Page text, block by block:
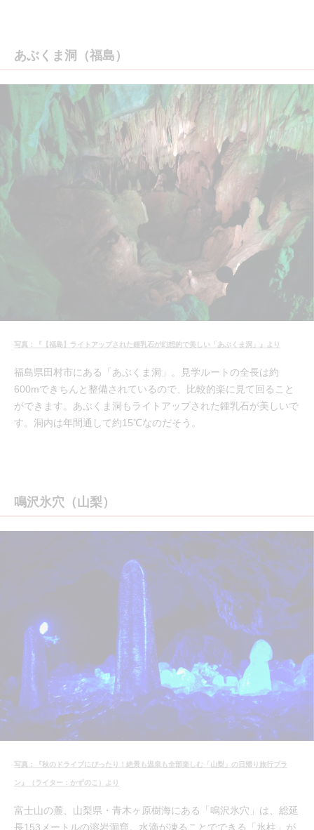
あぶくま洞（福島）
写真：『【福島】ライトアップされた鍾乳石が幻想的で美しい「あぶくま洞」』より
福島県田村市にある「あぶくま洞」。見学ルートの全長は約
600mできちんと整備されているので、比較的楽に見て回ること
ができます。あぶくま洞もライトアップされた鍾乳石が美しいで
す。洞内は年間通して約15℃なのだそう。
鳴沢氷穴（山梨）
写真：『秋のドライブにぴったり！絶景も温泉も全部楽しむ「山梨」の日帰り旅行プラ
ン』（ライター：かずのこ）より
富士山の麓、山梨県・青木ヶ原樹海にある「鳴沢氷穴」は、総延
長153メートルの溶岩洞窟。水滴が凍ることでできる「氷柱」が